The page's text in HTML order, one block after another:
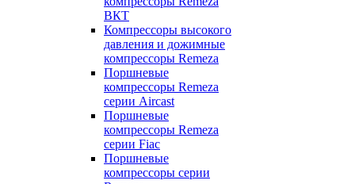
ВКТ
Компрессоры высокого
давления и дожимные
компрессоры Remeza
Поршневые
компрессоры Remeza
серии Aircast
Поршневые
компрессоры Remeza
серии Fiac
Поршневые
компрессоры серии